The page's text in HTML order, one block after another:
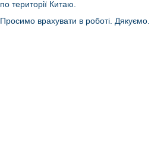
по території Китаю.
Просимо врахувати в роботі. Дякуємо.